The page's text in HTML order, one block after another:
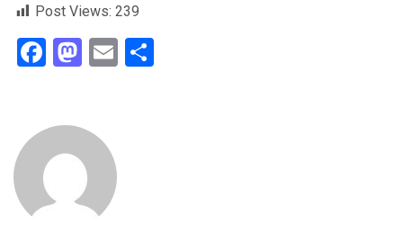
Post Views: 239
Facebook
Mastodon
Email